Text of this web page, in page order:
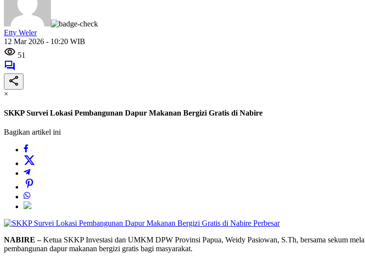
Etty Weler
12 Mar 2026 - 10:20 WIB
51
×
SKKP Survei Lokasi Pembangunan Dapur Makanan Bergizi Gratis di Nabire
Bagikan artikel ini
Perbesar
NABIRE –Ketua SKKP Investasi dan UMKM DPW Provinsi Papua, Weidy Pasiowan, S.Th, bersama sekum
pembangunan dapur makanan bergizi gratis bagi masyarakat.